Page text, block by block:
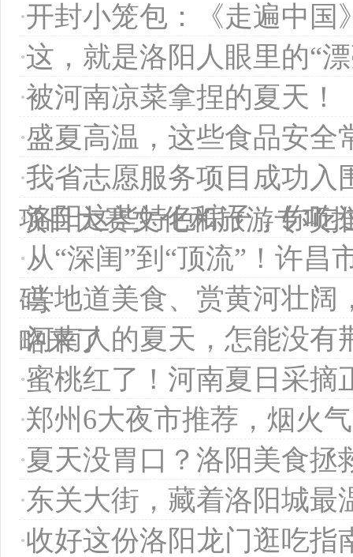
·开封小笼包：《走遍中国
·这，就是洛阳人眼里的“
·被河南凉菜拿捏的夏天！
·盛夏高温，这些食品安全
·我省志愿服务项目成功入
项目大赛文化和旅游专项
·洛阳这些特色粽子，你吃
·从“深闺”到“顶流”！许昌
码
·尝地道美食、赏黄河壮阔
略来了
·河南人的夏天，怎能没有
·蜜桃红了！河南夏日采摘
·郑州6大夜市推荐，烟火
·夏天没胃口？洛阳美食拯
·东关大街，藏着洛阳城最
·收好这份洛阳龙门逛吃指